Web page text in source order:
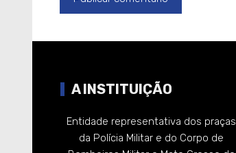
A INSTITUIÇÃO
Entidade representativa dos praças
da Polícia Militar e do Corpo de